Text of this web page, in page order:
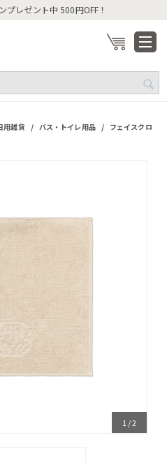
プレゼント中 500円OFF！
用雑貨 / バス・トイレ用品 /
フェイスクロ
1 /2